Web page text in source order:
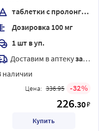
высвобождением,
пленочной
оболочкой
таблетки с пролонгированным высвобождением, покрытые пленочной оболочкой
Дозировка 100 мг
1 шт в уп.
Доставим в аптекузавтра
наличии
Цена: 336.95 32
226.30₽
Купить